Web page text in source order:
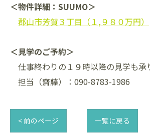
＜物件詳細：SUUMO＞
郡山市芳賀３丁目（１,９８０万円）
＜見学のご予約＞
仕事終わりの１９時以降の見学も承
担当（齋藤）：090-8783-1986
< 前のページ 一覧に戻る